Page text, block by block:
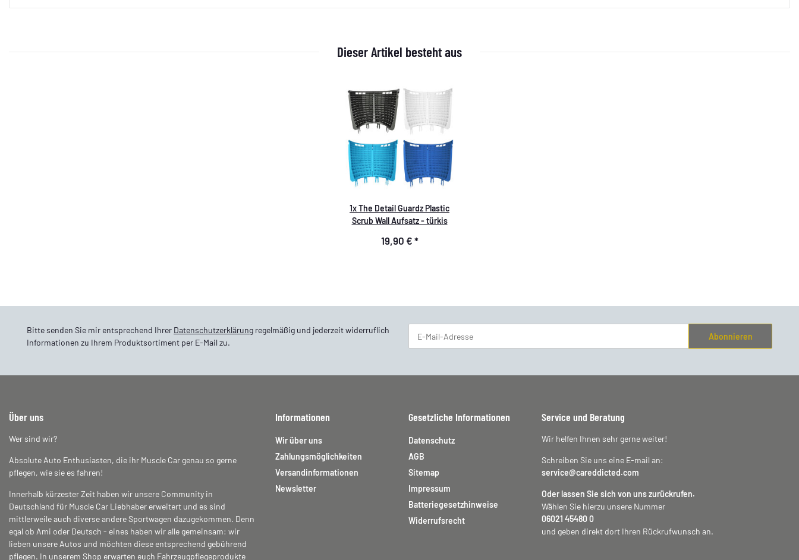
Dieser Artikel besteht aus
1xThe Detail Guardz Plastic
Scrub Wall Aufsatz - türkis
19,90 € *
Bitte senden Sie mir entsprechend Ihrer Datenschutzerklärung regelmäßig und jederzeit widerruflich
Informationen zu Ihrem Produktsortiment per E-Mail zu.
Abonnieren
Über uns
Wer sind wir?
Absolute Auto Enthusiasten, die ihr Muscle Car genau so gerne
pflegen, wie sie es fahren!
Innerhalb kürzester Zeit haben wir unsere Community in
Deutschland für Muscle Car Liebhaber erweitert und es sind
mittlerweile auch diverse andere Sportwagen dazugekommen. Denn
egal ob Ami oder Deutsch - eines haben wir alle gemeinsam: wir
lieben unsere Autos und möchten diese entsprechend gebührend
pflegen. In unserem Shop erwarten euch Fahrzeugpflegeprodukte
Informationen
Wir über uns
Zahlungsmöglichkeiten
Versandinformationen
Newsletter
Gesetzliche Informationen
Datenschutz
AGB
Sitemap
Impressum
Batteriegesetzhinweise
Widerrufsrecht
Service und Beratung
Wir helfen Ihnen sehr gerne weiter!
Schreiben Sie uns eine E-mail an:
service@careddicted.com
Oder lassen Sie sich von uns zurückrufen.
Wählen Sie hierzu unsere Nummer
06021 45480 0
und geben direkt dort Ihren Rückrufwunsch an.